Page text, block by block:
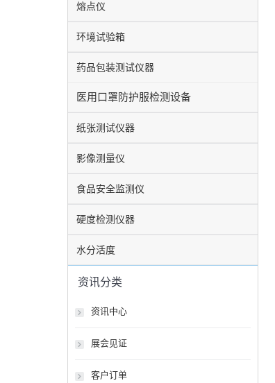
熔点仪
环境试验箱
药品包装测试仪器
医用口罩防护服检测设备
纸张测试仪器
影像测量仪
食品安全监测仪
硬度检测仪器
水分活度
资讯分类
资讯中心
展会见证
客户订单